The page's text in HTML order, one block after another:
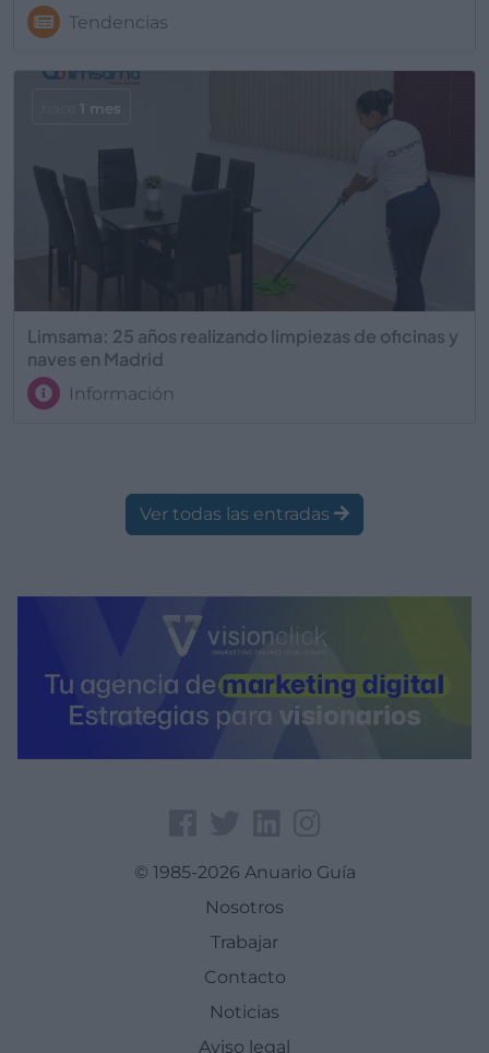
Tendencias
Limsama: 25 años realizando limpiezas de oficinas y
naves en Madrid
Información
1 mes
Ver todas las entradas
© 1985-2026 Anuario Guía
Nosotros
Trabajar
Contacto
Noticias
Aviso legal